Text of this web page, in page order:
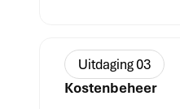
Uitdaging 03
Kostenbeheer